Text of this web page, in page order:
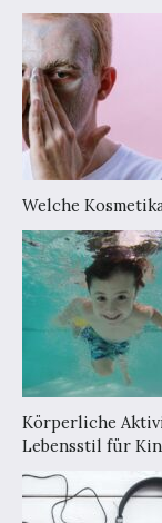
Welche
Körperliche
Lebensstil für